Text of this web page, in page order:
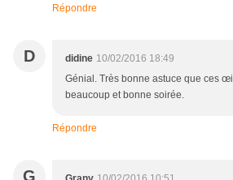
Répondre
D didine 10/02/2016 18:49
Génial. Très bonne astuce que ces
beaucoup et bonne soirée.
Répondre
G